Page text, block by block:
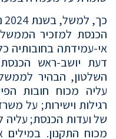
הכנסת למזכיר
אי-עמידתה בחובותיה
דעת יושב-ראש
השלטון, הבהיר
עליה מכוח חובות
רגילות וישירות; על
של ועדות הכנסת; עליה
מכוח התקנון.